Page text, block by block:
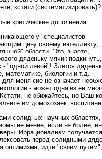
кстати (систематизировать)?
критические дополнения.
у "специалистов
цену своему интеллекту,
области. Это, знаете,
дяденьку мячик подкинуть,
- "одной левой"! Злится
математике, биологии и т.д.
меня сие не означает
- может одна из ее
не обижайтесь, но Ваш
им домохозяек,
солидных научных областях,
не менее, если не более,
Иррационализм
перед солидными
оптимизма, идти "своим путем",